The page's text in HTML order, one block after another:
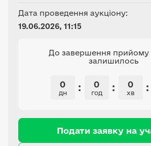
Дата проведення аукціону:
19.06.2026, 11:15
До завершення прийому
залишилось
0
дн : 0
год : 0
хв :
Подати заявку на